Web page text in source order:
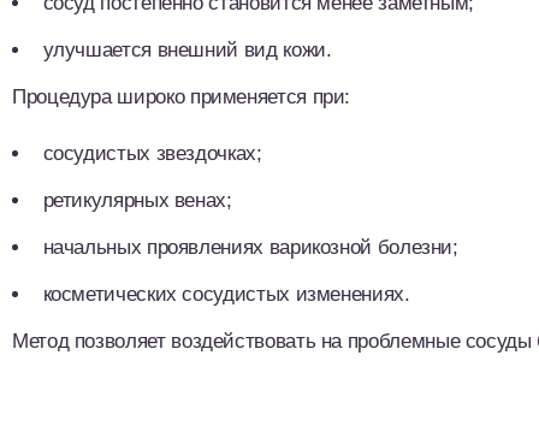
улучшается внешний вид кожи.
Процедура широко применяется при:
сосудистых звездочках;
ретикулярных венах;
начальных проявлениях варикозной болезни;
косметических сосудистых изменениях.
Метод позволяет воздействовать на проблемные сосуды